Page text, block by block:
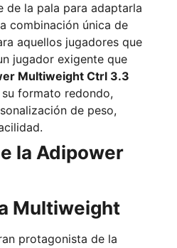
de la pala para adaptarla
combinación única de
aquellos jugadores que
Multiweight Ctrl 3.3
formato redondo,
de peso,
la Adipower
Multiweight
protagonista de la